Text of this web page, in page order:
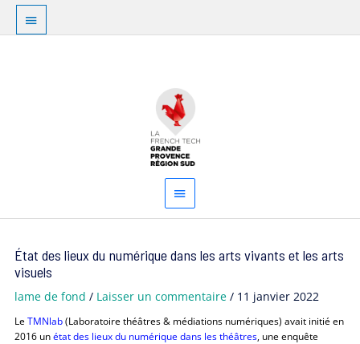
Aller
contenu
Au
dessus
principal
État des lieux du numérique dans les arts vivants et les arts
visuels
lame de fond / Laisser un commentaire / 11 janvier 2022
LeTMNlab(Laboratoire théâtres & médiations numériques) avait initié en
2016 unétat des lieux du numérique dans les théâtres , une enquête
des
articles